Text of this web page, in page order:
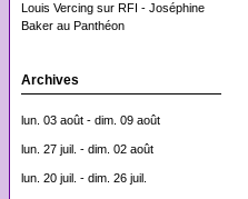
Louis Vercingsur RFI - Joséphine
Baker au Panthéon
Archives
lun. 03 août - dim. 09 août
lun. 27 juil. - dim. 02 août
lun. 20 juil. - dim. 26 juil.